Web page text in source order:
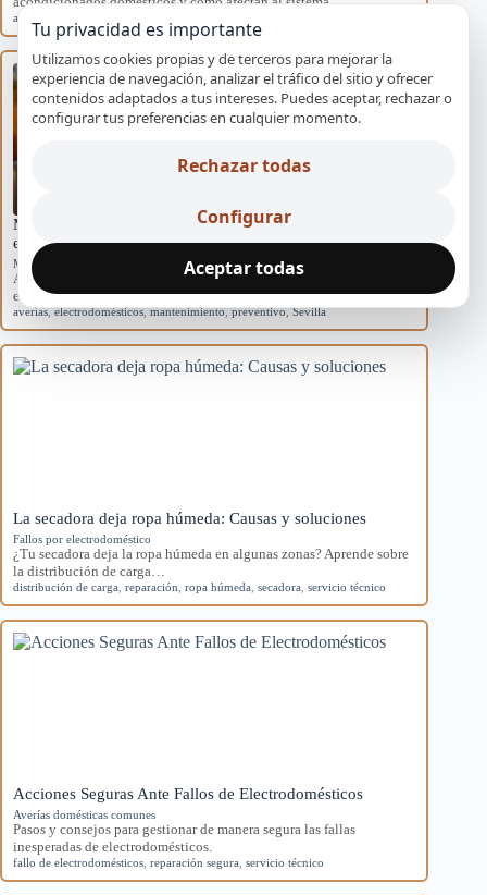
aire acondicionado
Mantenimiento básico para evitar averías en
electrodomésticos
Mantenimiento preventivo
Aprende rutinas de mantenimiento para prevenir averías en tus
electrodomésticos y mejorar su eficiencia en…
averías ,electrodomésticos,mantenimiento,preventivo,Sevilla
La secadora deja ropa húmeda: Causas y soluciones
Fallos por electrodoméstico
¿Tu secadora deja la ropa húmeda en algunas zonas? Aprende sobre
la distribución de carga…
distribución de carga reparación ropa húmeda secadora servicio técnico
Acciones Seguras Ante Fallos de Electrodomésticos
Averías domésticas comunes
Pasos y consejos para gestionar de manera segura las fallas
inesperadas de electrodomésticos.
fallo de electrodomésticos reparación segura servicio técnico
Tu privacidad es importante
Utilizamos cookies propias y de terceros para mejorar la
experiencia de navegación, analizar el tráfico del sitio y ofrecer
contenidos adaptados a tus intereses. Puedes aceptar, rechazar o
configurar tus preferencias en cualquier momento.
Rechazar todas
Configurar
Aceptar todas